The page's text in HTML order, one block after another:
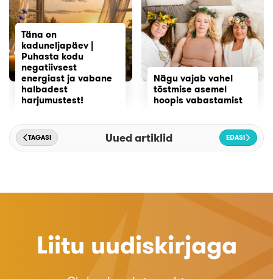
Täna on
kaduneljapäev |
Puhasta kodu
negatiivsest
energiast ja vabane
halbadest
harjumustest!
Nägu vajab vahel
tõstmise asemel
hoopis vabastamist
TAGASI Uued artiklid EDASI
Liitu uudiskirjaga